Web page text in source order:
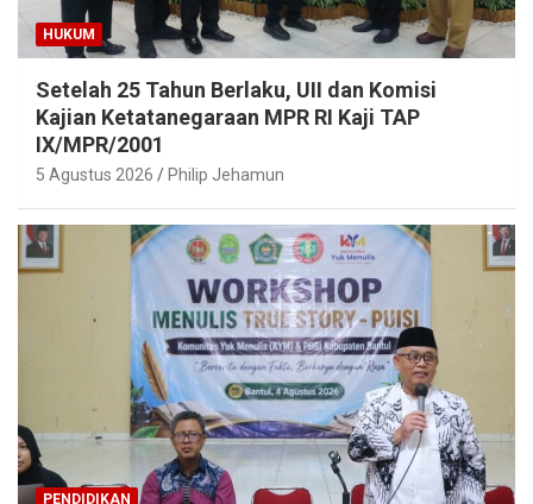
HUKUM
Setelah 25 Tahun Berlaku, UII dan Komisi
Kajian Ketatanegaraan MPR RI Kaji TAP
IX/MPR/2001
5 Agustus 2026 Philip Jehamun
PENDIDIKAN